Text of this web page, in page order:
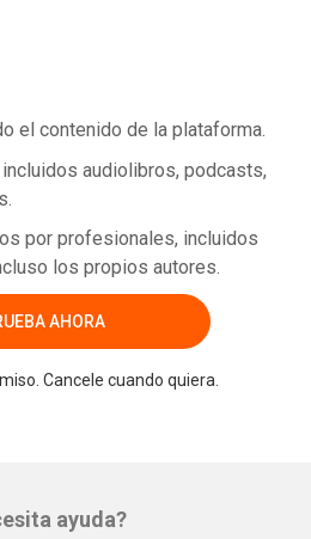
el contenido de la plataforma.
audiolibros, podcasts,
por profesionales, incluidos
los propios autores.
AHORA
Cancele cuando quiera.
ayuda?